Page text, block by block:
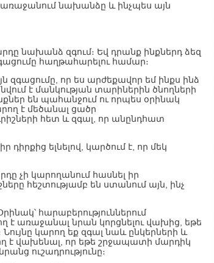
առաջանում նախանձը և ինչպես այն
նախանձ զգում։ Եվ դրանք ինքներդ ձեզ
հաղթահարելու համար։
զգացումը, որ ես արժեքավոր եմ ինքս ինձ
է մանկության տարիներին ծնողների
են պահանջում ու որպես օրինակ
է մեծանալ ցածր
հետ և զգալ, որ անընդհատ
դիրքից ելնելով, կարծում է, որ մեկ
չի կարողանում հասնել իր
հեշտությամբ են ստանում այն, ինչ
հարաբերություններում
է առաջանալ նրան կորցնելու վախից, եթե
կարող եք զգալ նաև ընկերների և
է վախենալ, որ եթե շրջապատի մարդիկ
ուշադրությունը։